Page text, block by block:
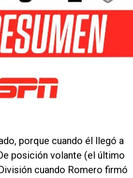
porque cuando él llegó a
posición volante (el último
cuando Romero firmó